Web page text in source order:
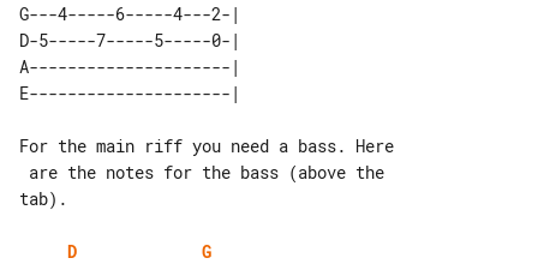
G---4-----6-----4---2-|
D-5-----7-----5-----0-|
A---------------------|
For the main riff you need a bass. Here
tab).
D
G